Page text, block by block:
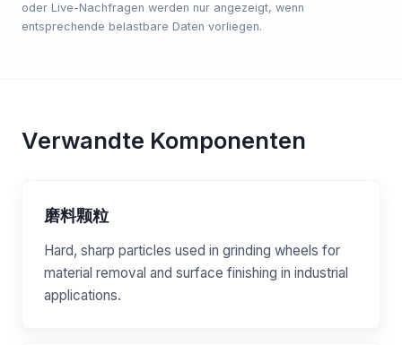
oder Live-Nachfragen werden nur angezeigt, wenn
entsprechende belastbare Daten vorliegen.
Verwandte Komponenten
磨料颗粒
Hard, sharp particles used in grinding wheels for
material removal and surface finishing in industrial
applications.